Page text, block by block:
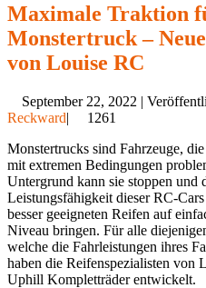
Maximale Traktion
Monstertruck –
von Louise RC
September 22, 2022 |
Reckward|
1261
Monstertrucks sind Fahrzeuge,
mit extremen Bedingungen
Untergrund kann sie stoppen und
Leistungsfähigkeit dieser RC-
besser geeigneten Reifen auf
Niveau bringen. Für alle
welche die Fahrleistungen ihres
haben die Reifenspezialisten von
Uphill Kompletträder entwickelt.